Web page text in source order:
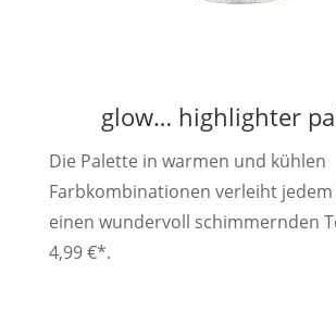
glow… highlighter
Die Palette in warmen und kühlen
Farbkombinationen verleiht
einen wundervoll schimmernden
4,99 €*.